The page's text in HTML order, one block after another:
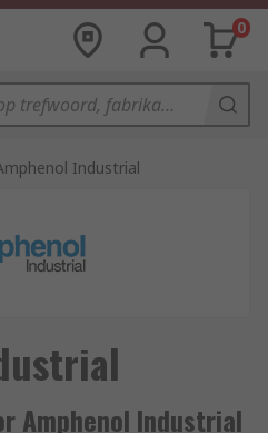
0
Industrial
Amphenol Industrial